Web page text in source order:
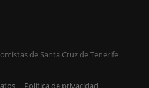
de Santa Cruz de Tenerife
Política de privacidad